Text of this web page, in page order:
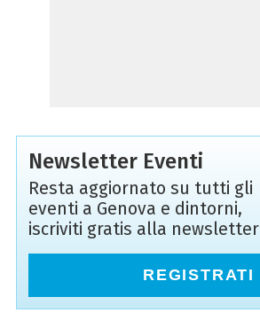
Newsletter Eventi
Resta aggiornato su tutti gli
eventi a Genova e dintorni,
iscriviti gratis alla newsletter
REGISTRATI